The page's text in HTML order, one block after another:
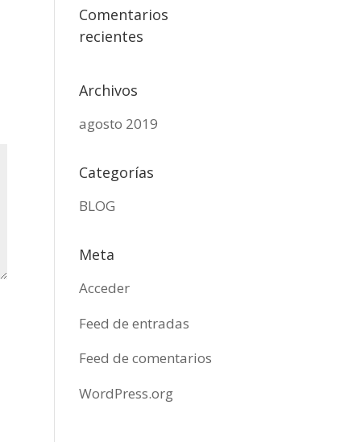
Comentarios
recientes
Archivos
agosto 2019
Categorías
BLOG
Meta
Acceder
Feed de entradas
Feed de comentarios
WordPress.org